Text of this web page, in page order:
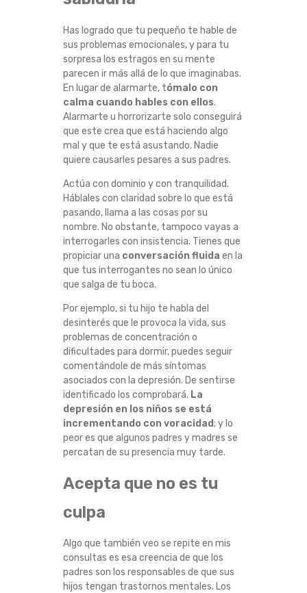
Has logrado que tu pequeño te hable de
sus problemas emocionales, y para tu
sorpresa los estragos en su mente
parecen ir más allá de lo que imaginabas.
En lugar de alarmarte, tómalo con
calma cuando hables con ellos.
Alarmarte u horrorizarte solo conseguirá
que este crea que está haciendo algo
mal y que te está asustando. Nadie
quiere causarles pesares a sus padres.
Actúa con dominio y con tranquilidad.
Háblales con claridad sobre lo que está
pasando, llama a las cosas por su
nombre. No obstante, tampoco vayas a
interrogarles con insistencia. Tienes que
propiciar una conversación fluida en la
que tus interrogantes no sean lo único
que salga de tu boca.
Por ejemplo, si tu hijo te habla del
desinterés que le provoca la vida, sus
problemas de concentración o
dificultades para dormir, puedes seguir
comentándole de más síntomas
asociados con la depresión. De sentirse
identificado los comprobará. La
depresión en los niños se está
incrementando con voracidad; y lo
peor es que algunos padres y madres se
percatan de su presencia muy tarde.
Acepta que no es tu
culpa
Algo que también veo se repite en mis
consultas es esa creencia de que los
padres son los responsables de que sus
hijos tengan trastornos mentales. Los